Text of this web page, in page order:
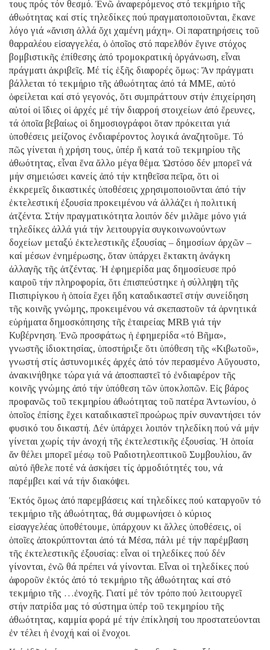
τους πρός τόν θεσμό. Ἐνῶ ἀναφερόμενος στό τεκμήριο τῆς
ἀθωότητας καί στίς τηλεδίκες πού πραγματοποιοῦνται, ἔκανε
λόγο γιά «ἄνιση ἀλλά ὄχι χαμένη μάχη». Οἱ παρατηρήσεις τοῦ
θαρραλέου εἰσαγγελέα, ὁ ὁποῖος στό παρελθόν ἔγινε στόχος
βομβιστικῆς ἐπίθεσης ἀπό τρομοκρατική ὀργάνωση, εἶναι
πράγματι ἀκριβεῖς. Μέ τίς ἑξῆς διαφορές ὅμως: Ἄν πράγματι
βάλλεται τό τεκμήριο τῆς ἀθωότητας ἀπό τά ΜΜΕ, αὐτό
ὀφείλεται καί στό γεγονός, ὅτι συμπράττουν στήν ἐπιχείρηση
αὐτοί οἱ ἴδιες οἱ ἀρχές μέ τήν διαρροή στοιχείων ἀπό ἔρευνες,
τά ὁποῖα βεβαίως οἱ δημοσιογράφοι ὅταν πρόκειται γιά
ὑποθέσεις μείζονος ἐνδιαφέροντος λογικά ἀναζητοῦμε. Τό
πῶς γίνεται ἡ χρήση τους, ὑπέρ ἤ κατά τοῦ τεκμηρίου τῆς
ἀθωότητας, εἶναι ἕνα ἄλλο μέγα θέμα. Ὡστόσο δέν μπορεῖ νά
μήν σημειώσει κανείς ἀπό τήν κτηθεῖσα πεῖρα, ὅτι οἱ
ἐκκρεμεῖς δικαστικές ὑποθέσεις χρησιμοποιοῦνται ἀπό τήν
ἐκτελεστική ἐξουσία προκειμένου νά ἀλλάζει ἡ πολιτική
ἀτζέντα. Στήν πραγματικότητα λοιπόν δέν μιλᾶμε μόνο γιά
τηλεδίκες ἀλλά γιά τήν λειτουργία συγκοινωνούντων
δοχείων μεταξύ ἐκτελεστικῆς ἐξουσίας – δημοσίων ἀρχῶν –
καί μέσων ἐνημέρωσης, ὅταν ὑπάρχει ἔκτακτη ἀνάγκη
ἀλλαγῆς τῆς ἀτζέντας. Ἡ ἐφημερίδα μας δημοσίευσε πρό
καιροῦ τήν πληροφορία, ὅτι ἐπισπεύστηκε ἡ σύλληψη τῆς
Πισπιρίγκου ἡ ὁποία ἔχει ἤδη καταδικαστεῖ στήν συνείδηση
τῆς κοινῆς γνώμης, προκειμένου νά σκεπαστοῦν τά ἀρνητικά
εὑρήματα δημοσκόπησης τῆς ἑταιρείας MRB γιά τήν
Κυβέρνηση. Ἐνῶ προσφάτως ἡ ἐφημερίδα «τό Βῆμα»,
γνωστῆς ἰδιοκτησίας, ὑποστήριξε ὅτι ὑπόθεση τῆς «Κιβωτοῦ»,
γνωστή στίς ἀστυνομικές ἀρχές ἀπό τόν περασμένο Αὔγουστο,
ἀνακινήθηκε τώρα γιά νά ἀποσπαστεῖ τό ἐνδιαφέρον τῆς
κοινῆς γνώμης ἀπό τήν ὑπόθεση τῶν ὑποκλοπῶν. Εἰς βάρος
προφανῶς τοῦ τεκμηρίου ἀθωότητας τοῦ πατέρα Ἀντωνίου, ὁ
ὁποῖος ἐπίσης ἔχει καταδικαστεῖ προώρως πρίν συναντήσει τόν
φυσικό του δικαστή. Δέν ὑπάρχει λοιπόν τηλεδίκη πού νά μήν
γίνεται χωρίς τήν ἀνοχή τῆς ἐκτελεστικῆς ἐξουσίας. Ἡ ὁποία
ἄν θέλει μπορεῖ μέσῳ τοῦ Ραδιοτηλεοπτικοῦ Συμβουλίου, ἄν
αὐτό ἤθελε ποτέ νά ἀσκήσει τίς ἁρμοδιότητές του, νά
παρέμβει καί νά τήν διακόψει.
Ἐκτός ὅμως ἀπό παρεμβάσεις καί τηλεδίκες πού καταργοῦν τό
τεκμήριο τῆς ἀθωότητας, θά συμφωνήσει ὁ κύριος
εἰσαγγελέας ὑποθέτουμε, ὑπάρχουν κι ἄλλες ὑποθέσεις, οἱ
ὁποῖες ἀποκρύπτονται ἀπό τά Μέσα, πάλι μέ τήν παρέμβαση
τῆς ἐκτελεστικῆς ἐξουσίας: εἶναι οἱ τηλεδίκες πού δέν
γίνονται, ἐνῶ θά πρέπει νά γίνονται. Εἶναι οἱ τηλεδίκες πού
ἀφοροῦν ἐκτός ἀπό τό τεκμήριο τῆς ἀθωότητας καί στό
τεκμήριο τῆς …ἐνοχῆς. Γιατί μέ τόν τρόπο πού λειτουργεῖ
στήν πατρίδα μας τό σύστημα ὑπέρ τοῦ τεκμηρίου τῆς
ἀθωότητας, καμμία φορά μέ τήν ἐπίκλησή του προστατεύονται
ἐν τέλει ἡ ἐνοχή καί οἱ ἔνοχοι.